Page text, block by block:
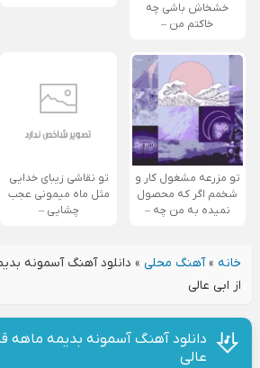
خشخاش باشی چه
خاکتم من –
تو مزرعه مشغول کار و
شخمم اگر که محصول
نمیده به من چه –
تو نقاشی زیبای خدایی
مثل ماه میمونی عجب
چشایی –
خانه»آهنگ محلی» دانلود آهنگ آسمونه
از ابی عالی
دانلود آهنگ آسمونه بدیمه ماهه
عالی